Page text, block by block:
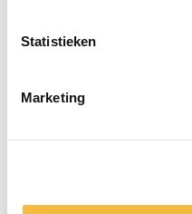
Statistieken
Marketing